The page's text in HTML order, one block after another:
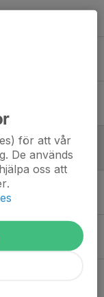
för att vår
De används
oss att